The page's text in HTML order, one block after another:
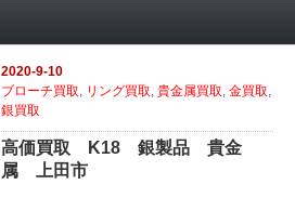
2020-9-10
ブローチ買取, リング買取,貴金属買取,金買取,
銀買取
高価買取 K18 銀製品 貴金
属 上田市